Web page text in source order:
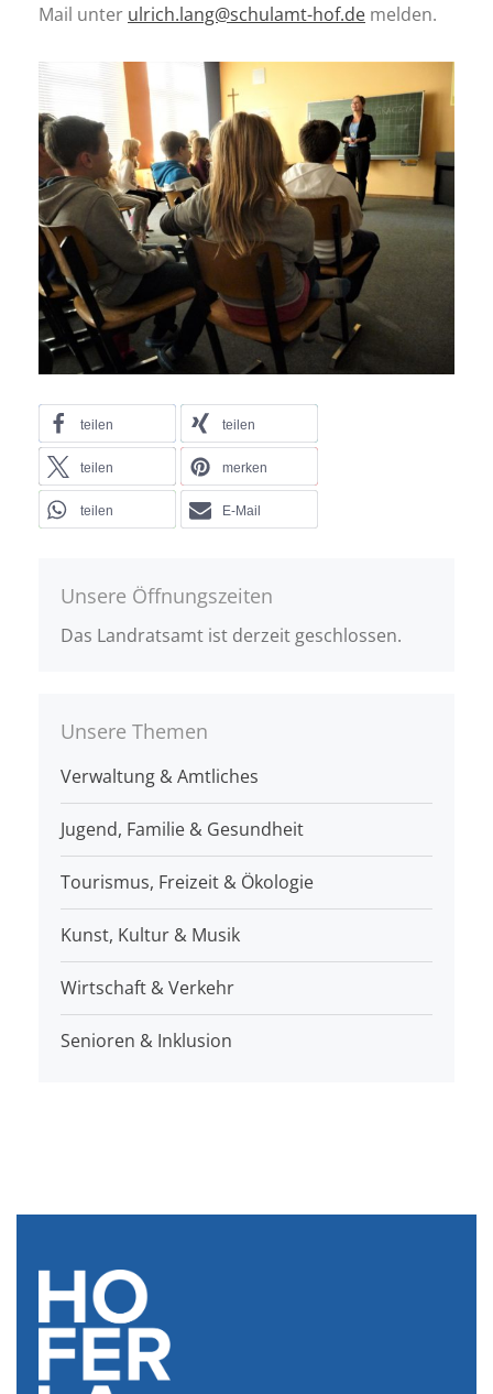
Mail unter ulrich.lang@schulamt-hof.de melden.
teilen teilen
teilen merken
teilen E-Mail
Unsere Öffnungszeiten
Das Landratsamt ist derzeit geschlossen.
Unsere Themen
Verwaltung & Amtliches
Jugend, Familie & Gesundheit
Tourismus, Freizeit & Ökologie
Kunst, Kultur & Musik
Wirtschaft & Verkehr
Senioren & Inklusion